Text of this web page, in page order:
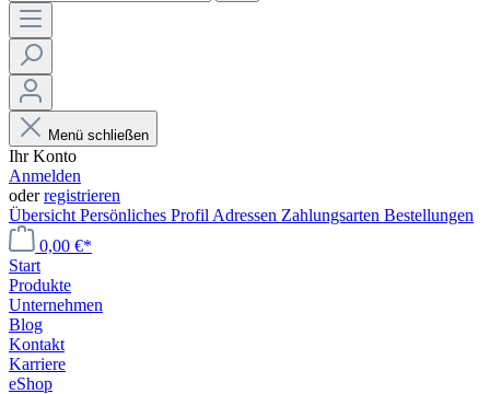
Menü schließen
Ihr Konto
Anmelden
oderregistrieren
Übersicht Persönliches Profil Adressen Zahlungsarten Bestellungen
0,00 €*
Start
Produkte
Unternehmen
Blog
Kontakt
Karriere
eShop